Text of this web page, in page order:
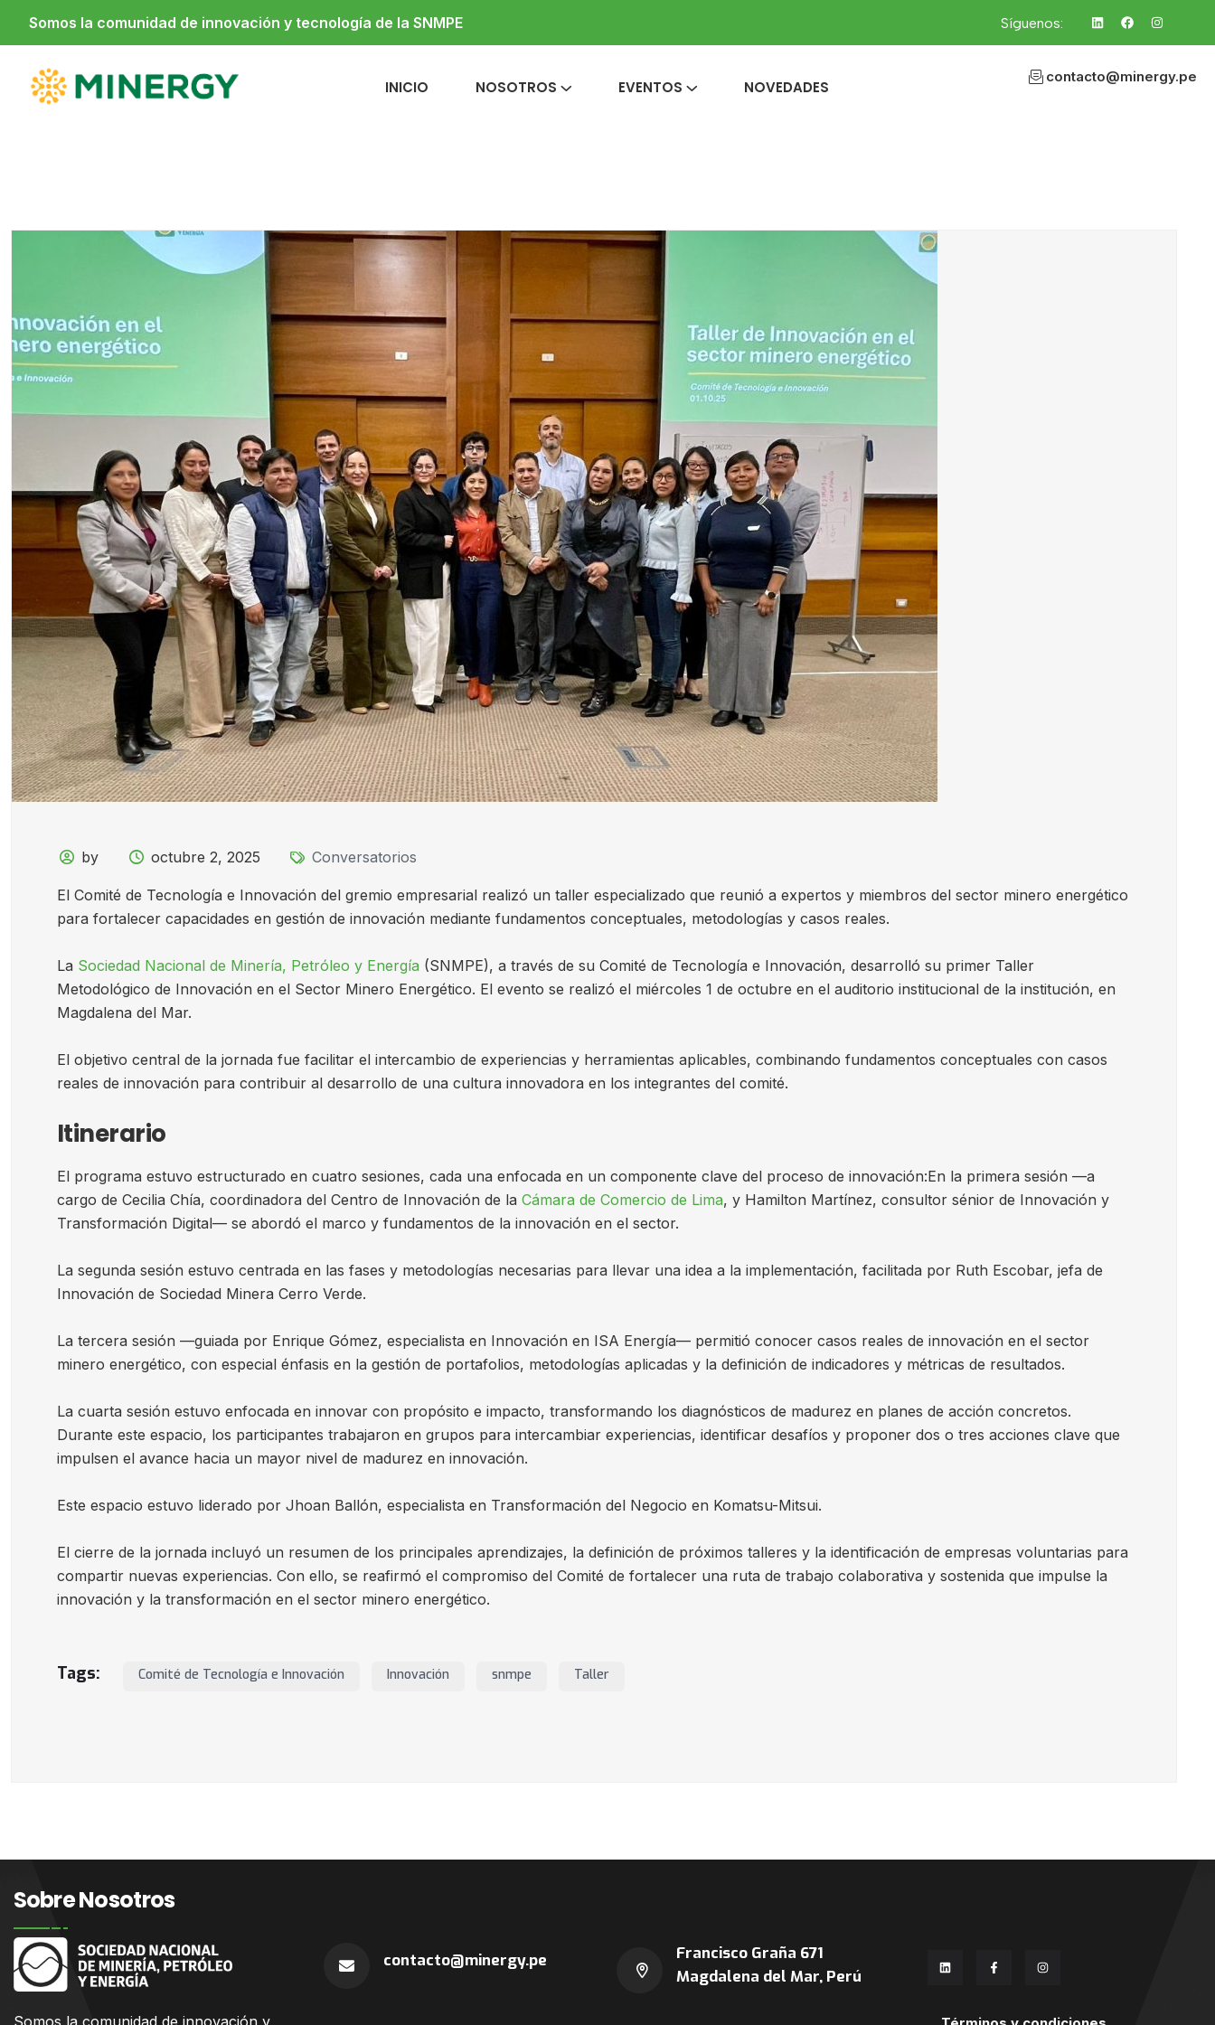
Somos la comunidad de innovación y tecnología de la SNMPE Síguenos:
INICIO NOSOTROS EVENTOS NOVEDADES
contacto@minergy.pe
by octubre 2, 2025 Conversatorios
El Comité de Tecnología e Innovación del gremio empresarial realizó un taller especializado que reunió a expertos y miembros del sector minero energético
para fortalecer capacidades en gestión de innovación mediante fundamentos conceptuales, metodologías y casos reales.
La Sociedad Nacional de Minería, Petróleo y Energía (SNMPE), a través de su Comité de Tecnología e Innovación, desarrolló su primer Taller
Metodológico de Innovación en el Sector Minero Energético. El evento se realizó el miércoles 1 de octubre en el auditorio institucional de la institución, en
Magdalena del Mar.
El objetivo central de la jornada fue facilitar el intercambio de experiencias y herramientas aplicables, combinando fundamentos conceptuales con casos
reales de innovación para contribuir al desarrollo de una cultura innovadora en los integrantes del comité.
Itinerario
El programa estuvo estructurado en cuatro sesiones, cada una enfocada en un componente clave del proceso de innovación:En la primera sesión —a
cargo de Cecilia Chía, coordinadora del Centro de Innovación de la Cámara de Comercio de Lima, y Hamilton Martínez, consultor sénior de Innovación y
Transformación Digital— se abordó el marco y fundamentos de la innovación en el sector.
La segunda sesión estuvo centrada en las fases y metodologías necesarias para llevar una idea a la implementación, facilitada por Ruth Escobar, jefa de
Innovación de Sociedad Minera Cerro Verde.
La tercera sesión —guiada por Enrique Gómez, especialista en Innovación en ISA Energía— permitió conocer casos reales de innovación en el sector
minero energético, con especial énfasis en la gestión de portafolios, metodologías aplicadas y la definición de indicadores y métricas de resultados.
La cuarta sesión estuvo enfocada en innovar con propósito e impacto, transformando los diagnósticos de madurez en planes de acción concretos.
Durante este espacio, los participantes trabajaron en grupos para intercambiar experiencias, identificar desafíos y proponer dos o tres acciones clave que
impulsen el avance hacia un mayor nivel de madurez en innovación.
Este espacio estuvo liderado por Jhoan Ballón, especialista en Transformación del Negocio en Komatsu-Mitsui.
El cierre de la jornada incluyó un resumen de los principales aprendizajes, la definición de próximos talleres y la identificación de empresas voluntarias para
compartir nuevas experiencias. Con ello, se reafirmó el compromiso del Comité de fortalecer una ruta de trabajo colaborativa y sostenida que impulse la
innovación y la transformación en el sector minero energético.
Tags: Comité de Tecnología e Innovación Innovación snmpe Taller
Sobre Nosotros
Somos la comunidad de innovación y
contacto@minergy.pe
Francisco Graña 671
Magdalena del Mar, Perú